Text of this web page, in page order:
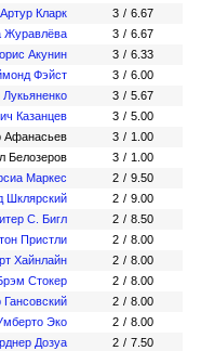
Артур Кларк 3 / 6.67
Журавлёва 3 / 6.67
Акунин 3 / 6.33
Фэйст 3 / 6.00
Лукьяненко 3 / 5.67
Казанцев 3 / 5.00
Афанасьев 3 / 1.00
Белозеров 3 / 1.00
Маркес 2 / 9.50
Шклярский 2 / 9.00
С. Бигл 2 / 8.50
Пристли 2 / 8.00
Хайнлайн 2 / 8.00
Стокер 2 / 8.00
2 / 8.00
Эко 2 / 8.00
Дозуа 2 / 7.50